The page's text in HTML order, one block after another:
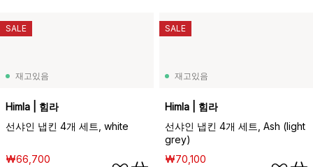
재고있음
Himla | 힘라
선샤인 냅킨 4개 세트, white
₩66,700
SALE
재고있음
Himla | 힘라
선샤인 냅킨 4개 세트, Ash (light
grey)
₩70,100
SALE